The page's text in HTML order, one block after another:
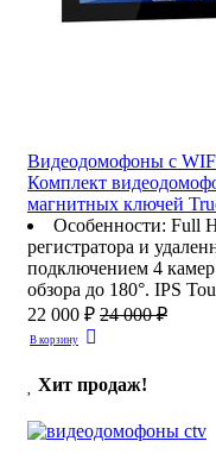
Видеодомофоны c
Комплект
магнитных ключей
Особенности: Full
регистратора и
подключением 4
обзора до 180°. IPS
22 000 ₽ 24 000 ₽
В корзину
Хит продаж!